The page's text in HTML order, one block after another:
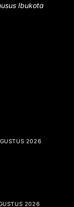
Ibukota
2026
2026